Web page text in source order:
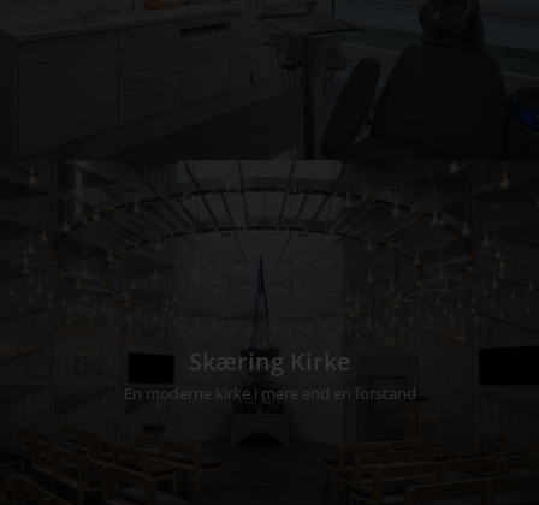
Skæring Kirke
En moderne kirke i mere end en forstand